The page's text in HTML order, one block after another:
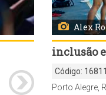
Alex
inclusão
Código: